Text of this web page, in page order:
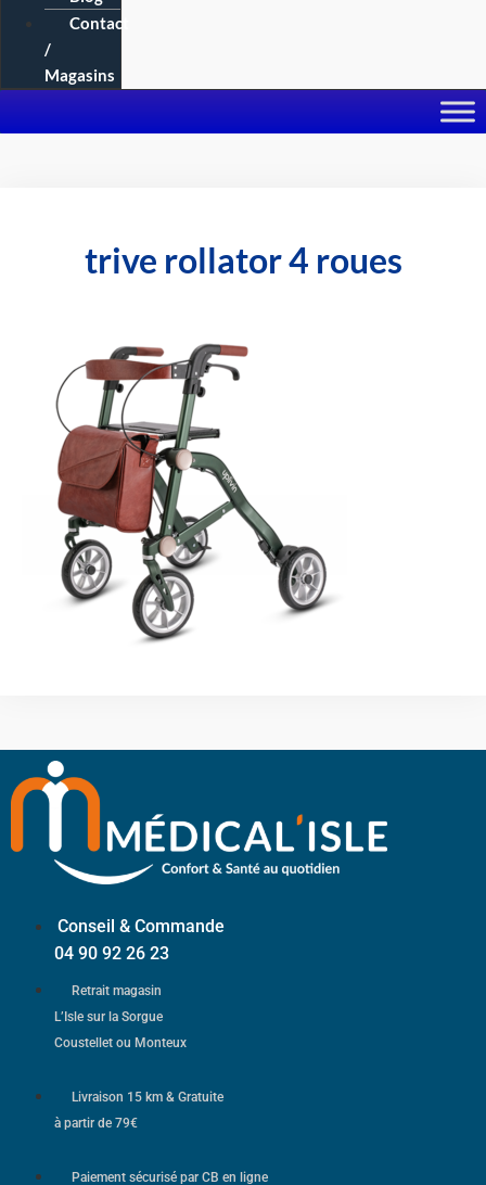
Contact
/
Magasins
trive rollator 4 roues
Conseil & Commande
04 90 92 26 23
Retrait magasin
L’Isle sur la Sorgue
Coustellet ou Monteux
Livraison 15 km & Gratuite
à partir de 79€
Paiement sécurisé par CB en ligne